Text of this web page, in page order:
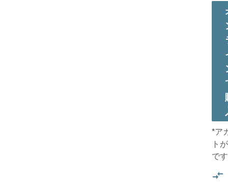
*ア
ト
です